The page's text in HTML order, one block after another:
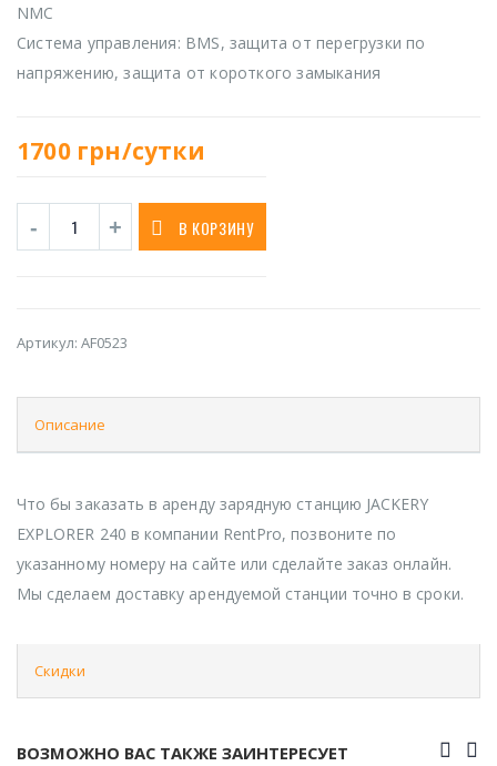
NMC
Система управления: BMS, защита от перегрузки по
напряжению, защита от короткого замыкания
1700 грн/сутки
В КОРЗИНУ
Артикул: AF0523
Описание
Что бы заказать в аренду зарядную станцию JACKERY
EXPLORER 240 в компании RentPro, позвоните по
указанному номеру на сайте или сделайте заказ онлайн.
Мы сделаем доставку арендуемой станции точно в сроки.
Скидки
ВОЗМОЖНО ВАС ТАКЖЕ ЗАИНТЕРЕСУЕТ